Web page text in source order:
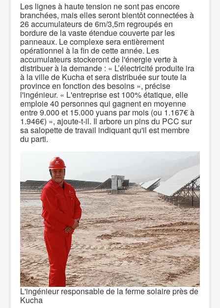
Les lignes à haute tension ne sont pas encore
branchées, mais elles seront bientôt connectées à
26 accumulateurs de 6m/3,5m regroupés en
bordure de la vaste étendue couverte par les
panneaux. Le complexe sera entièrement
opérationnel à la fin de cette année. Les
accumulateurs stockeront de l'énergie verte à
distribuer à la demande : « L’électricité produite ira
à la ville de Kucha et sera distribuée sur toute la
province en fonction des besoins », précise
l'ingénieur. « L'entreprise est 100% étatique, elle
emploie 40 personnes qui gagnent en moyenne
entre 9.000 et 15.000 yuans par mois (ou 1.167€ à
1.946€) », ajoute-t-il. Il arbore un pins du PCC sur
sa salopette de travail indiquant qu'il est membre
du parti.
L'ingénieur responsable de la ferme solaire près de
Kucha